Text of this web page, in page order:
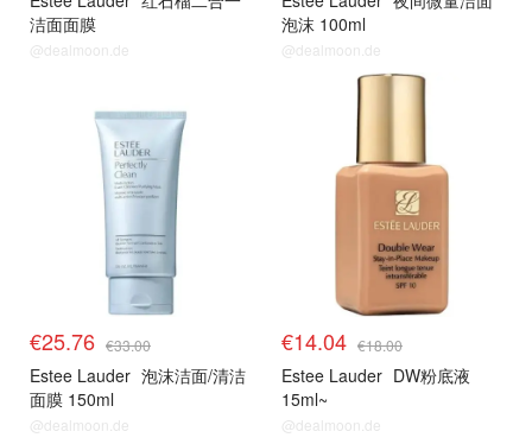
洁面面膜
@dealmoon.de
泡沫 100ml
@dealmoon.de
€25.76 €33.00
Estee Lauder 泡沫洁面/清洁
面膜 150ml
@dealmoon.de
€14.04 €18.00
Estee Lauder DW粉底液
15ml~
@dealmoon.de